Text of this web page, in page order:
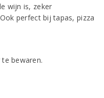
wijn is, zeker
perfect bij tapas, pizza
bewaren.